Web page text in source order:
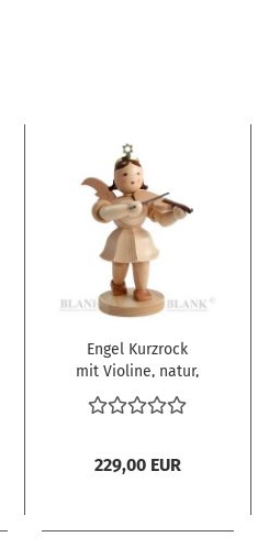
Engel Kurzrock
mit Violine, natur,
mittelgroß
229,00 EUR